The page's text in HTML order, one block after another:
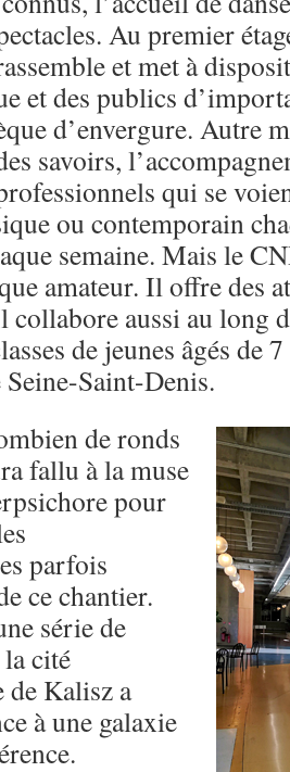
Au premier
et met à
et des publics
d’envergure. Autre
savoirs,
qui se
ou contemporain
semaine. Mais le
amateur. Il offre des
aussi au long
de jeunes âgés de
Saint-Denis.
de ronds
fallu à la muse
pour
parfois
ce chantier.
série de
cité
Kalisz a
à une galaxie